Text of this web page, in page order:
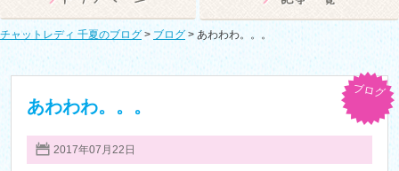
チャットレディ 千夏のブログ > ブログ > あわわわ。。。
あわわわ。。。
2017年07月22日
ブログ